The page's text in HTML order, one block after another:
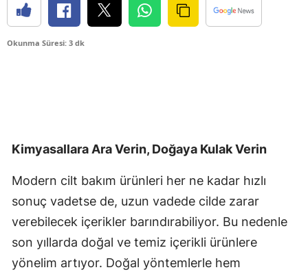
Okunma Süresi: 3 dk
Kimyasallara Ara Verin, Doğaya Kulak Verin
Modern cilt bakım ürünleri her ne kadar hızlı
sonuç vadetse de, uzun vadede cilde zarar
verebilecek içerikler barındırabiliyor. Bu nedenle
son yıllarda doğal ve temiz içerikli ürünlere
yönelim artıyor. Doğal yöntemlerle hem